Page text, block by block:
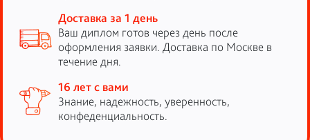
Доставка за 1 день
Ваш диплом готов через день после
оформления заявки. Доставка по Москве в
течение дня.
16 лет с вами
Знание, надежность, уверенность,
конфеденциальность.